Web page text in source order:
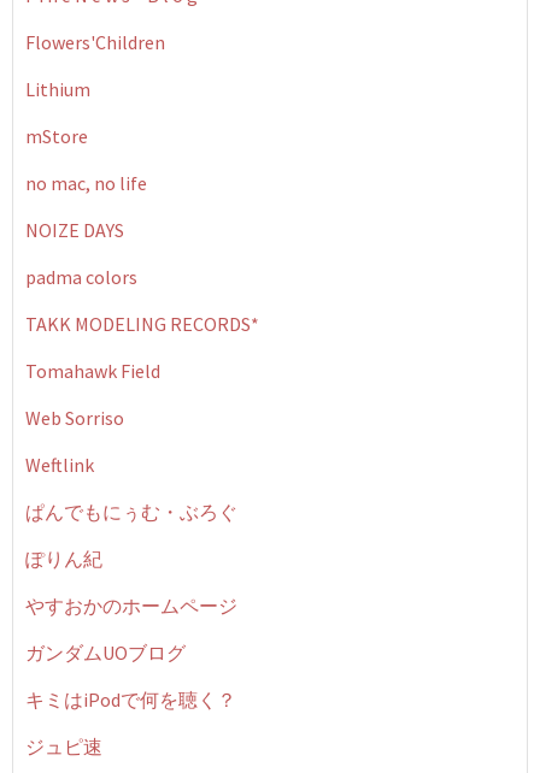
Flowers'Children
Lithium
mStore
no mac, no life
NOIZE DAYS
padma colors
TAKK MODELING RECORDS*
Tomahawk Field
Web Sorriso
Weftlink
ぱんでもにぅむ・ぶろぐ
ぽりん紀
やすおかのホームページ
ガンダムUOブログ
キミはiPodで何を聴く？
ジュピ速